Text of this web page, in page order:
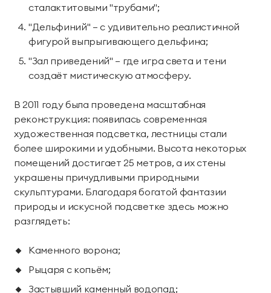
сталактитовыми "трубами";
"Дельфиний" — с удивительно реалистичной
фигурой выпрыгивающего дельфина;
"Зал приведений" — где игра света и тени
создаёт мистическую атмосферу.
В 2011 году была проведена масштабная
реконструкция: появилась современная
художественная подсветка, лестницы стали
более широкими и удобными. Высота некоторых
помещений достигает 25 метров, а их стены
украшены причудливыми природными
скульптурами. Благодаря богатой фантазии
природы и искусной подсветке здесь можно
разглядеть:
Каменного ворона;
Рыцаря с копьём;
Застывший каменный водопад;